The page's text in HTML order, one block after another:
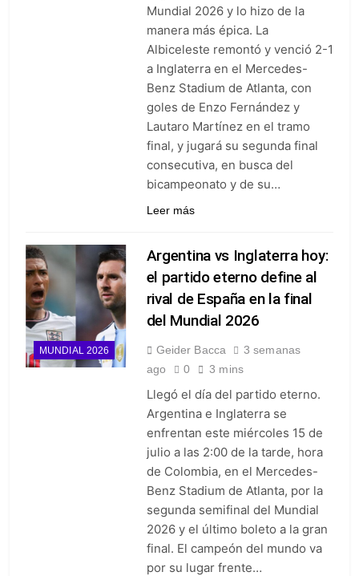
Mundial 2026 y lo hizo de la
manera más épica. La
Albiceleste remontó y venció 2-1
a Inglaterra en el Mercedes-
Benz Stadium de Atlanta, con
goles de Enzo Fernández y
Lautaro Martínez en el tramo
final, y jugará su segunda final
consecutiva, en busca del
bicampeonato y de su…
Leer más
MUNDIAL 2026
Argentina vs Inglaterra hoy:
el partido eterno define al
rival de España en la final
del Mundial 2026
Geider Bacca
3 semanas
ago
0 3 mins
Llegó el día del partido eterno.
Argentina e Inglaterra se
enfrentan este miércoles 15 de
julio a las 2:00 de la tarde, hora
de Colombia, en el Mercedes-
Benz Stadium de Atlanta, por la
segunda semifinal del Mundial
2026 y el último boleto a la gran
final. El campeón del mundo va
por su lugar frente…